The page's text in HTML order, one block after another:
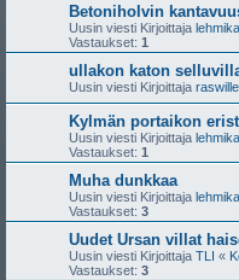
Betoniholvin
Uusin viesti Kirjoittaja
Vastaukset: 1
ullakon katon
Uusin viesti Kirjoittaja raswille
Kylmän portaikon
Uusin viesti Kirjoittaja
Vastaukset: 1
Muha dunkkaa
Uusin viesti Kirjoittaja
Vastaukset: 3
Uudet Ursan villat
Uusin viesti Kirjoittaja TLI «
Vastaukset: 3